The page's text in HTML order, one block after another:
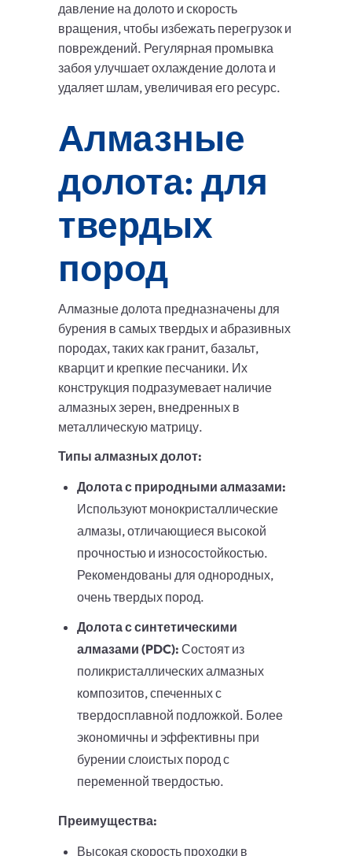
давление на долото и скорость
вращения, чтобы избежать перегрузок и
повреждений. Регулярная промывка
забоя улучшает охлаждение долота и
удаляет шлам, увеличивая его ресурс.
Алмазные
долота: для
твердых
пород
Алмазные долота предназначены для
бурения в самых твердых и абразивных
породах, таких как гранит, базальт,
кварцит и крепкие песчаники. Их
конструкция подразумевает наличие
алмазных зерен, внедренных в
металлическую матрицу.
Типы алмазных долот:
Долота с природными алмазами:
Используют монокристаллические
алмазы, отличающиеся высокой
прочностью и износостойкостью.
Рекомендованы для однородных,
очень твердых пород.
Долота с синтетическими
алмазами (PDC): Состоят из
поликристаллических алмазных
композитов, спеченных с
твердосплавной подложкой. Более
экономичны и эффективны при
бурении слоистых пород с
переменной твердостью.
Преимущества:
Высокая скорость проходки в